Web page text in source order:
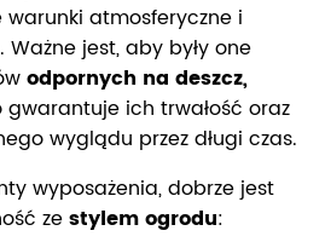
atmosferyczne i
jest, aby były one
odpornych na deszcz,
gwarantuje ich trwałość oraz
wyglądu przez długi czas.
wyposażenia, dobrze jest
zestylem ogrodu: